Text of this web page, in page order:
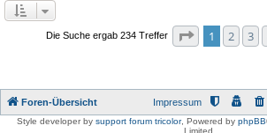
Die Suche ergab 234 Treffer Seite von
1 2 3
Foren-Übersicht Impressum
Style developer by support forum tricolor, Powered by phpBB
Limited